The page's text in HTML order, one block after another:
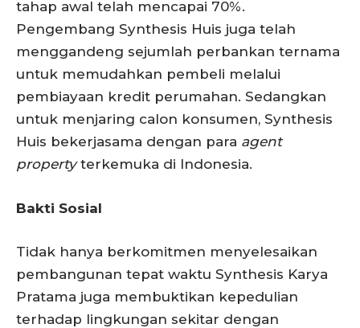
tahap awal telah mencapai 70%.
Pengembang Synthesis Huis juga telah
menggandeng sejumlah perbankan ternama
untuk memudahkan pembeli melalui
pembiayaan kredit perumahan. Sedangkan
untuk menjaring calon konsumen, Synthesis
Huis bekerjasama dengan para agent
propertyterkemuka di Indonesia.
Bakti Sosial
Tidak hanya berkomitmen menyelesaikan
pembangunan tepat waktu Synthesis Karya
Pratama juga membuktikan kepedulian
terhadap lingkungan sekitar dengan